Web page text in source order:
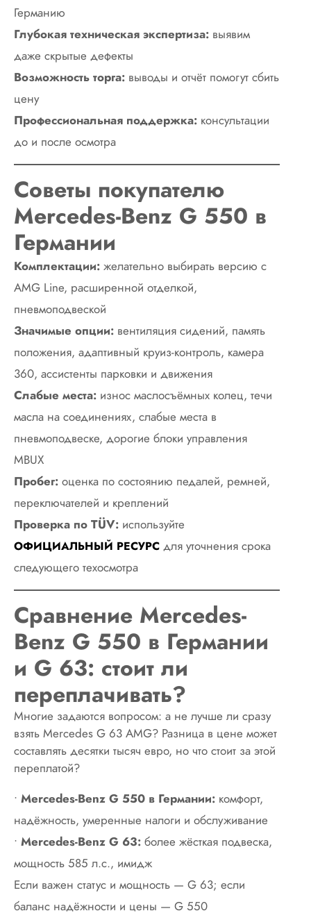
Германию
Глубокая техническая экспертиза: выявим
даже скрытые дефекты
Возможность торга: выводы и отчёт помогут сбить
цену
Профессиональная поддержка: консультации
до и после осмотра
Советы покупателю
Mercedes-Benz G 550 в
Германии
Комплектации: желательно выбирать версию с
AMG Line, расширенной отделкой,
пневмоподвеской
Значимые опции: вентиляция сидений, память
положения, адаптивный круиз-контроль, камера
360, ассистенты парковки и движения
Слабые места: износ маслосъёмных колец, течи
масла на соединениях, слабые места в
пневмоподвеске, дорогие блоки управления
MBUX
Пробег: оценка по состоянию педалей, ремней,
переключателей и креплений
Проверка по TÜV: используйте
ОФИЦИАЛЬНЫЙ РЕСУРС для уточнения срока
следующего техосмотра
Сравнение Mercedes-
Benz G 550 в Германии
и G 63: стоит ли
переплачивать?
Многие задаются вопросом: а не лучше ли сразу
взять Mercedes G 63 AMG? Разница в цене может
составлять десятки тысяч евро, но что стоит за этой
переплатой?
• Mercedes-Benz G 550 в Германии: комфорт,
надёжность, умеренные налоги и обслуживание
• Mercedes-Benz G 63: более жёсткая подвеска,
мощность 585 л.с., имидж
Если важен статус и мощность — G 63; если
баланс надёжности и цены — G 550